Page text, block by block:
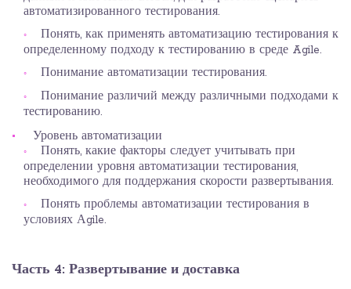
автоматизированного тестирования.
Понять, как применять автоматизацию тестирования к
определенному подходу к тестированию в среде Agile.
Понимание автоматизации тестирования.
Понимание различий между различными подходами к
тестированию.
Уровень автоматизации
Понять, какие факторы следует учитывать при
определении уровня автоматизации тестирования,
необходимого для поддержания скорости развертывания.
Понять проблемы автоматизации тестирования в
условиях Аgile.
Часть 4: Развертывание и доставка